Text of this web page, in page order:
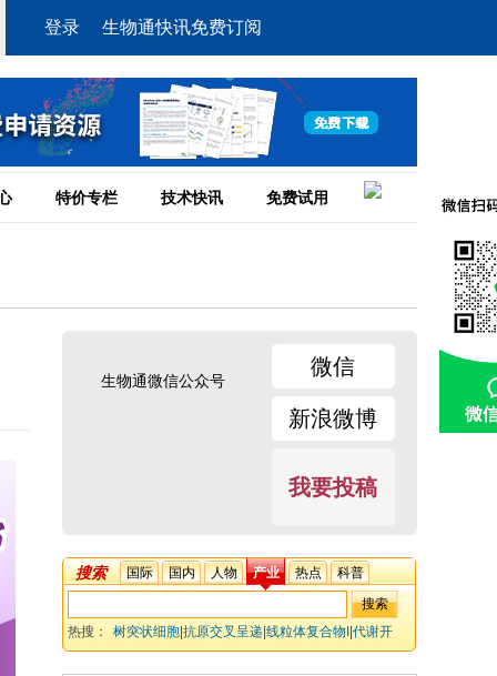
登录 生物通快讯免费订阅
特价专栏 技术快讯 免费试用
生物通微信公众号
微信
新浪微博
我要投稿
搜索 国际 国内 人物 产业 热点 科普
热搜： 树突状细胞 抗原交叉呈递 线粒体复合物I 代谢开